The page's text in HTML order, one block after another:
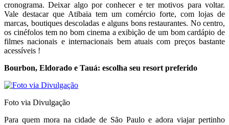
cronograma. Deixar algo por conhecer e ter motivos para voltar.
Vale destacar que Atibaia tem um comércio forte, com lojas de
marcas, boutiques descoladas e alguns bons restaurantes. No centro,
os cinéfolos tem no bom cinema a exibição de um bom cardápio de
filmes nacionais e internacionais bem atuais com preços bastante
acessíveis !
Bourbon, Eldorado e Tauá: escolha seu resort preferido
Foto via Divulgação
Para quem mora na cidade de São Paulo e adora viajar pertinho